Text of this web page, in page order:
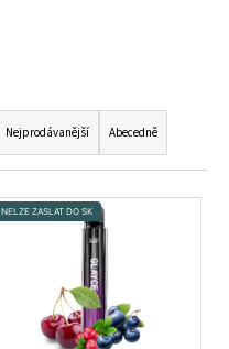
Nejprodávanější Abecedně
NELZE ZASLAT DO SK